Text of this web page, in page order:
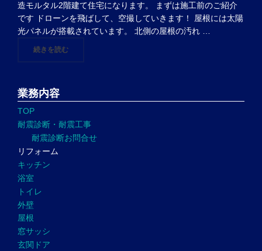
造モルタル2階建て住宅になります。 まずは施工前のご紹介
です ドローンを飛ばして、空撮していきます！ 屋根には太陽
光パネルが搭載されています。 北側の屋根の汚れ …
続きを読む"練馬区 O様邸『外壁塗装、屋根塗装』始まります"
業務内容
TOP
耐震診断・耐震工事
耐震診断お問合せ
リフォーム
キッチン
浴室
トイレ
外壁
屋根
窓サッシ
玄関ドア